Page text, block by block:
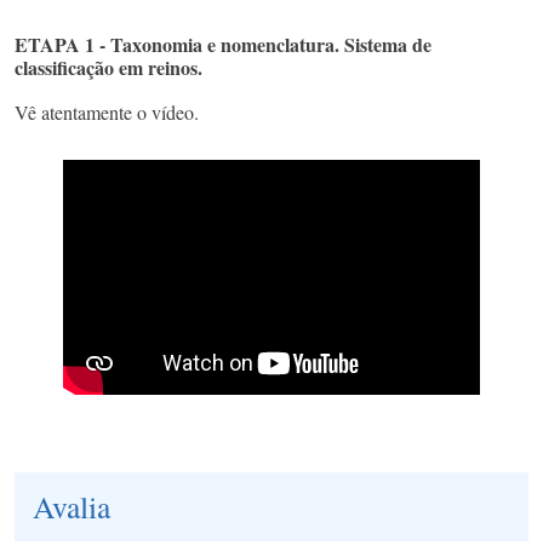
ETAPA 1 - Taxonomia e nomenclatura. Sistema de
classificação em reinos.
Vê atentamente o vídeo.
Avalia